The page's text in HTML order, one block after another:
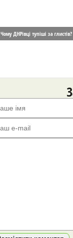
Чому ДНРівці тупіші за глистів?